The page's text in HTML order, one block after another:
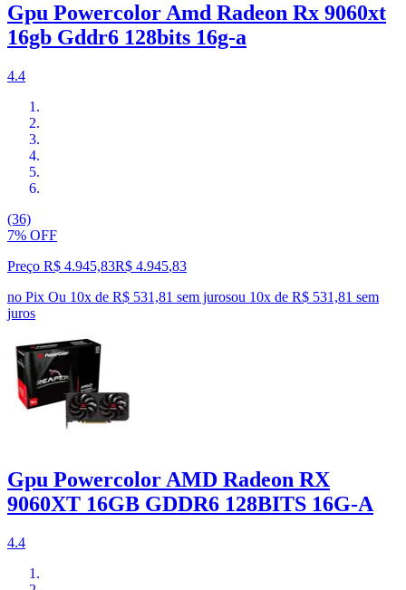
Gpu Powercolor Amd Radeon Rx 9060xt
16gb Gddr6 128bits 16g-a
4.4
(36)
7% OFF
Preço R$ 4.945,83R$ 4.945,83
no Pix Ou 10x de R$ 531,81 sem jurosou 10x de R$ 531,81 sem
juros
Gpu Powercolor AMD Radeon RX
9060XT 16GB GDDR6 128BITS 16G-A
4.4